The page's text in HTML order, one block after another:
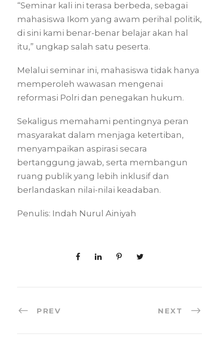
“Seminar kali ini terasa berbeda, sebagai
mahasiswa Ikom yang awam perihal politik,
di sini kami benar-benar belajar akan hal
itu,” ungkap salah satu peserta.
Melalui seminar ini, mahasiswa tidak hanya
memperoleh wawasan mengenai
reformasi Polri dan penegakan hukum.
Sekaligus memahami pentingnya peran
masyarakat dalam menjaga ketertiban,
menyampaikan aspirasi secara
bertanggung jawab, serta membangun
ruang publik yang lebih inklusif dan
berlandaskan nilai-nilai keadaban.
Penulis: Indah Nurul Ainiyah
PREV NEXT